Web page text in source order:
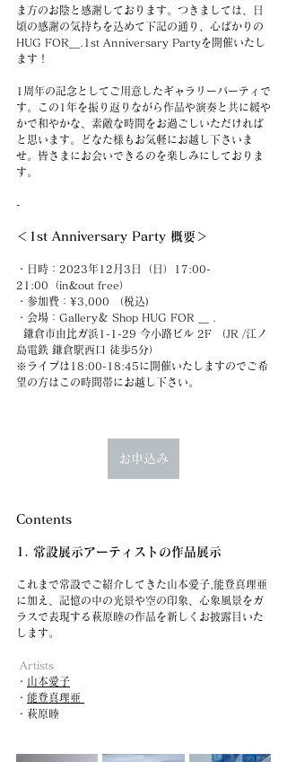
ま方のお陰と感謝しております。つきましては、日
頃の感謝の気持ちを込めて下記の通り、心ばかりの
HUG FOR＿.1st Anniversary Partyを開催いたし
ます！
1周年の記念としてご用意したギャラリーパーティで
す。この1年を振り返りながら作品や演奏と共に緩や
かで和やかな、素敵な時間をお過ごしいただければ
と思います。どなた様もお気軽にお越し下さいま
せ。皆さまにお会いできるのを楽しみにしておりま
す。
-
＜1st Anniversary Party 概要＞
・日時：2023年12月3日（日）17:00-
21:00（in&out free）
・参加費：¥3,000 （税込)
・会場：Gallery＆ Shop HUG FOR ＿ .
島電鉄 鎌倉駅西口 徒歩5分）
※ライブは18:00-18:45に開催いたしますのでご希
望の方はこの時間帯にお越し下さい。
お申込み
Contents
1. 常設展示アーティストの作品展示
これまで常設でご紹介してきた山本愛子,能登真理亜
に加え、記憶の中の光景や空の印象、心象風景をガ
ラスで表現する萩原睦の作品を新しくお披露目いた
します。
Artists
・ 山本愛子
・ 能登真理亜
・萩原睦